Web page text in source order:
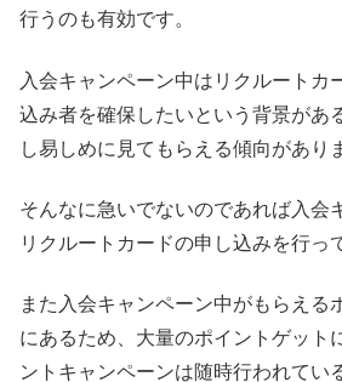
行うのも有効です。
入会キャンペーン中はリクルートカ
込み者を確保したいという背景があ
し易しめに見てもらえる傾向があり
そんなに急いでないのであれば入会
リクルートカードの申し込みを行っ
また入会キャンペーン中がもらえる
にあるため、大量のポイントゲット
ントキャンペーンは随時行われてい